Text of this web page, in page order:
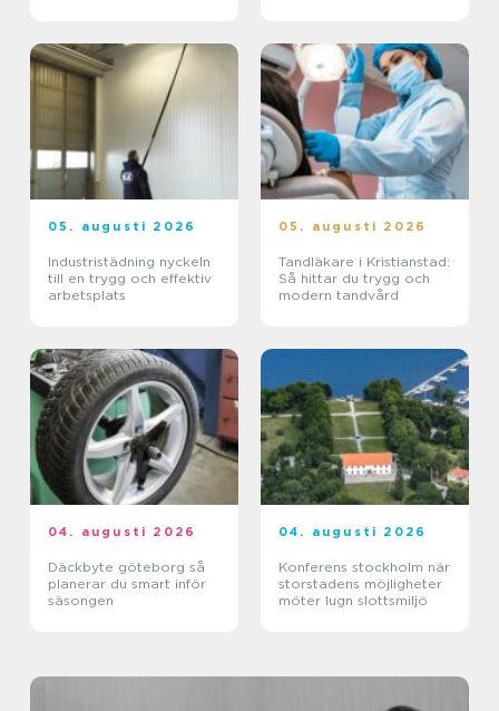
05. augusti 2026
Industristädning nyckeln
till en trygg och effektiv
arbetsplats
05. augusti 2026
Tandläkare i Kristianstad:
Så hittar du trygg och
modern tandvård
04. augusti 2026
Däckbyte göteborg så
planerar du smart inför
säsongen
04. augusti 2026
Konferens stockholm när
storstadens möjligheter
möter lugn slottsmiljö